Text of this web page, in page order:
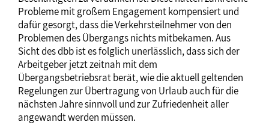
Probleme mit großem Engagement kompensiert und
dafür gesorgt, dass die Verkehrsteilnehmer von den
Problemen des Übergangs nichts mitbekamen. Aus
Sicht des dbb ist es folglich unerlässlich, dass sich der
Arbeitgeber jetzt zeitnah mit dem
Übergangsbetriebsrat berät, wie die aktuell geltenden
Regelungen zur Übertragung von Urlaub auch für die
nächsten Jahre sinnvoll und zur Zufriedenheit aller
angewandt werden müssen.